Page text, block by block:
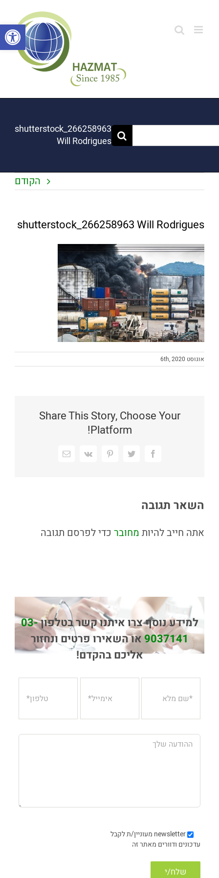
פתח
shutterstock_266258963
Will Rodrigues
הקודם
shutterstock_266258963 Will Rodrigues
אוגוסט 6th, 2020
Share This Story, Choose Your
Platform!
Facebook
Twitter
Pinterest
Vk
כתובת
השאר תגובה
אתה חייב להיות מחובר כדי לפרסם תגובה
למידע נוסף צרו איתנו קשר בטלפון03-
9037141או השאירו פרטים ונחזור
אליכם בהקדם!
newsletter מעוניין/ת לקבל
עדכונים ודוורים מאתר זה